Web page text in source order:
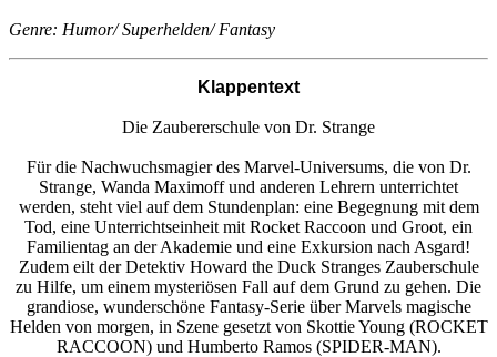
Genre: Humor/ Superhelden/ Fantasy
Klappentext
Die Zaubererschule von Dr. Strange
Für die Nachwuchsmagier des Marvel-Universums, die von Dr.
Strange, Wanda Maximoff und anderen Lehrern unterrichtet
werden, steht viel auf dem Stundenplan: eine Begegnung mit dem
Tod, eine Unterrichtseinheit mit Rocket Raccoon und Groot, ein
Familientag an der Akademie und eine Exkursion nach Asgard!
Zudem eilt der Detektiv Howard the Duck Stranges Zauberschule
zu Hilfe, um einem mysteriösen Fall auf dem Grund zu gehen. Die
grandiose, wunderschöne Fantasy-Serie über Marvels magische
Helden von morgen, in Szene gesetzt von Skottie Young (ROCKET
RACCOON) und Humberto Ramos (SPIDER-MAN).